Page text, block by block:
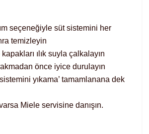
seçeneğiyle süt sistemini her
temizleyin
ılık suyla çalkalayın
önce iyice durulayın
yıkama’ tamamlanana dek
Miele servisine danışın.